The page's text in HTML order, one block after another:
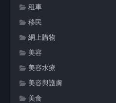
租車
移民
網上購物
美容
美容水療
美容與護膚
美食